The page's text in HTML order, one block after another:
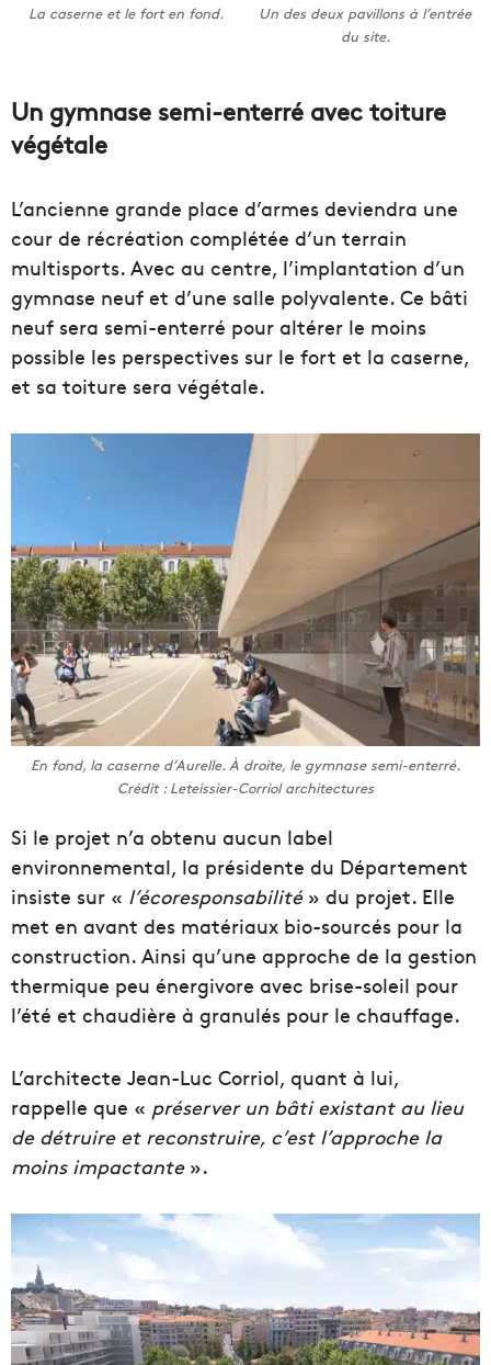
La caserne et le fort en fond.
Un des deux pavillons à l’entrée
du site.
Un gymnase semi-enterré avec toiture
végétale
L’ancienne grande place d’armes deviendra une
cour de récréation complétée d’un terrain
multisports. Avec au centre, l’implantation d’un
gymnase neuf et d’une salle polyvalente. Ce bâti
neuf sera semi-enterré pour altérer le moins
possible les perspectives sur le fort et la caserne,
et sa toiture sera végétale.
En fond, la caserne d’Aurelle. À droite, le gymnase semi-enterré.
Crédit : Leteissier-Corriol architectures
Si le projet n’a obtenu aucun label
environnemental, la présidente du Département
insiste sur « l’écoresponsabilité» du projet. Elle
met en avant des matériaux bio-sourcés pour la
construction. Ainsi qu’une approche de la gestion
thermique peu énergivore avec brise-soleil pour
l’été et chaudière à granulés pour le chauffage.
L’architecte Jean-Luc Corriol, quant à lui,
rappelle que « préserver un bâti existant au lieu
de détruire et reconstruire, c’est l’approche la
moins impactante».